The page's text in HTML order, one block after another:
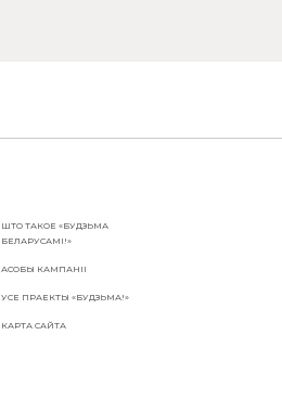
ШТО ТАКОЕ «БУДЗЬМА
БЕЛАРУСАМІ!»
АСОБЫ КАМПАНІІ
УСЕ ПРАЕКТЫ «БУДЗЬМА!»
КАРТА САЙТА